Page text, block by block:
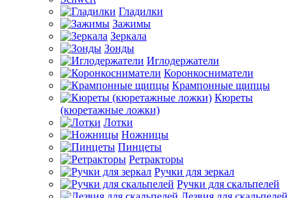
Гладилки
Зажимы
Зеркала
Зонды
Иглодержатели
Коронкосниматели
Крампонные щипцы
Кюреты
(кюретажные ложки)
Лотки
Ножницы
Пинцеты
Ретракторы
Ручки для зеркал
Ручки для скальпелей